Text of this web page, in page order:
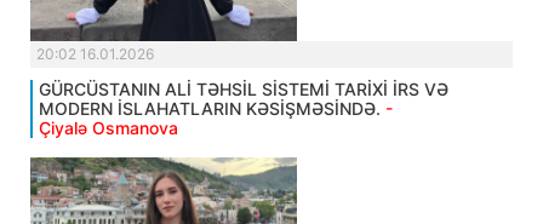
20:02 16.01.2026
GÜRCÜSTANIN ALİ TƏHSİL SİSTEMİ TARİXİ İRS VƏ
MODERN İSLAHATLARIN KƏSİŞMƏSİNDƏ. -
Çiyalə Osmanova